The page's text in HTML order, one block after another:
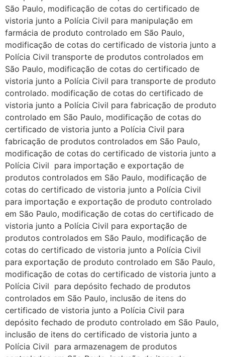
São Paulo, modificação de cotas do certificado de
vistoria junto a Polícia Civil para manipulação em
farmácia de produto controlado em São Paulo,
modificação de cotas do certificado de vistoria junto a
Polícia Civil transporte de produtos controlados em
São Paulo, modificação de cotas do certificado de
vistoria junto a Polícia Civil para transporte de produto
controlado. modificação de cotas do certificado de
vistoria junto a Polícia Civil para fabricação de produto
controlado em São Paulo, modificação de cotas do
certificado de vistoria junto a Polícia Civil para
fabricação de produtos controlados em São Paulo,
modificação de cotas do certificado de vistoria junto a
Polícia Civil para importação e exportação de
produtos controlados em São Paulo, modificação de
cotas do certificado de vistoria junto a Polícia Civil
para importação e exportação de produto controlado
em São Paulo, modificação de cotas do certificado de
vistoria junto a Polícia Civil para exportação de
produtos controlados em São Paulo, modificação de
cotas do certificado de vistoria junto a Polícia Civil
para exportação de produto controlado em São Paulo,
modificação de cotas do certificado de vistoria junto a
Polícia Civil para depósito fechado de produtos
controlados em São Paulo, inclusão de itens do
certificado de vistoria junto a Polícia Civil para
depósito fechado de produto controlado em São Paulo,
inclusão de itens do certificado de vistoria junto a
Polícia Civil para armazenagem de produtos